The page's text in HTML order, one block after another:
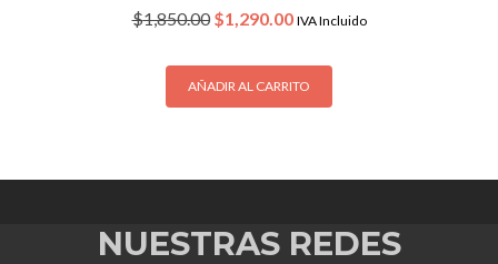
$1,850.00 Original
was:
$1,850.00.
$1,290.00Current
is:
$1,290.00.
IVA Incluido
AÑADIR AL CARRITO
NUESTRAS REDES